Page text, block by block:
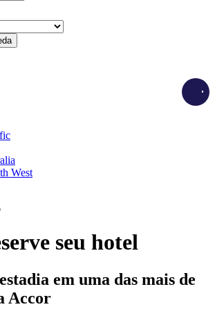
West
seu hotel
em uma das mais de
Accor